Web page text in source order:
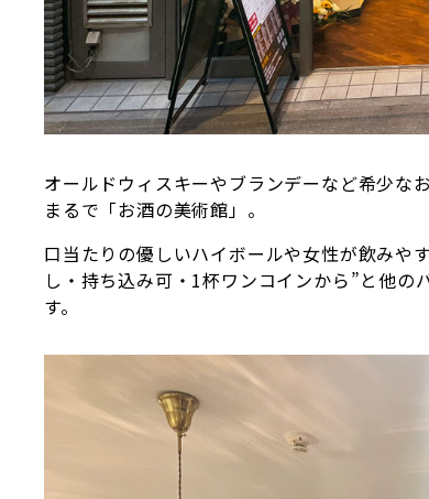
オールドウィスキーやブランデーなど希少な
まるで「お酒の美術館」。
口当たりの優しいハイボールや女性が飲みや
し・持ち込み可・1杯ワンコインから”と他の
す。